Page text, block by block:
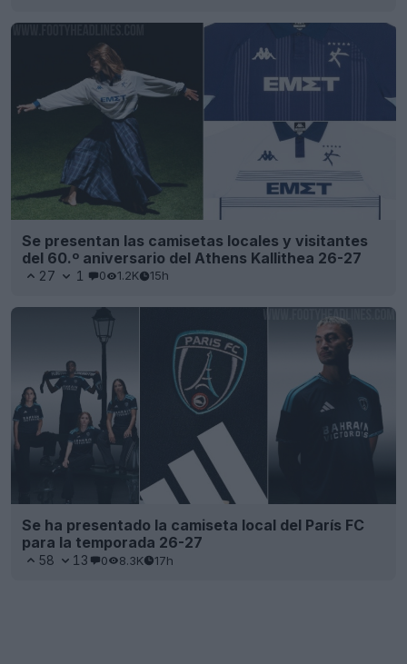
Se presentan las camisetas locales y visitantes
del 60.º aniversario del Athens Kallithea 26-27
27 1 0 1.2K 15h
Se ha presentado la camiseta local del París FC
para la temporada 26-27
58 13 0 8.3K 17h